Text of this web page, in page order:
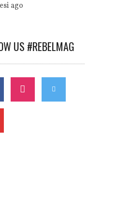
ago
US #REBELMAG